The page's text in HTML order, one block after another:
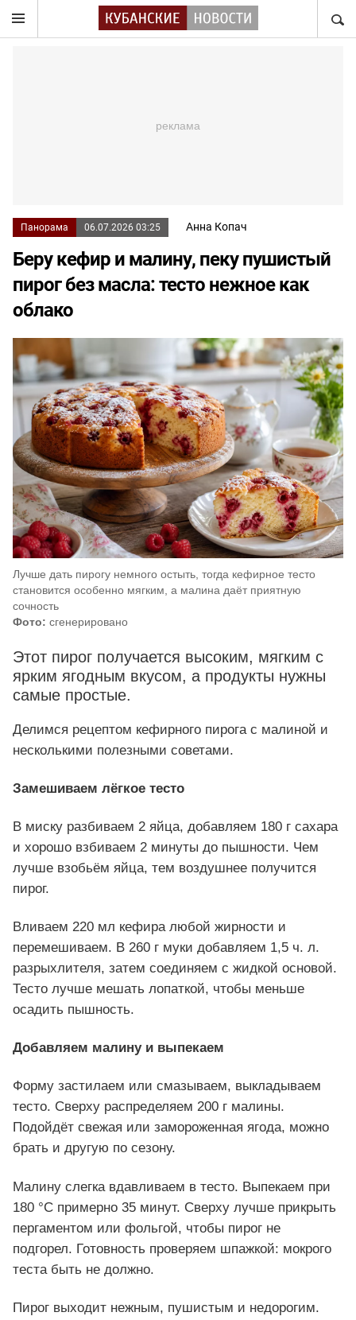
Панорама 06.07.2026 03:25 Анна Копач
Беру кефир и малину, пеку пушистый
пирог без масла: тесто нежное как
облако
Лучше дать пирогу немного остыть, тогда кефирное тесто
становится особенно мягким, а малина даёт приятную
сочность
Фото: сгенерировано
Этот пирог получается высоким, мягким с
ярким ягодным вкусом, а продукты нужны
самые простые.
Делимся рецептом кефирного пирога с малиной и
несколькими полезными советами.
Замешиваем лёгкое тесто
В миску разбиваем 2 яйца, добавляем 180 г сахара
и хорошо взбиваем 2 минуты до пышности. Чем
лучше взобьём яйца, тем воздушнее получится
пирог.
Вливаем 220 мл кефира любой жирности и
перемешиваем. В 260 г муки добавляем 1,5 ч. л.
разрыхлителя, затем соединяем с жидкой основой.
Тесто лучше мешать лопаткой, чтобы меньше
осадить пышность.
Добавляем малину и выпекаем
Форму застилаем или смазываем, выкладываем
тесто. Сверху распределяем 200 г малины.
Подойдёт свежая или замороженная ягода, можно
брать и другую по сезону.
Малину слегка вдавливаем в тесто. Выпекаем при
180 °C примерно 35 минут. Сверху лучше прикрыть
пергаментом или фольгой, чтобы пирог не
подгорел. Готовность проверяем шпажкой: мокрого
теста быть не должно.
Пирог выходит нежным, пушистым и недорогим.